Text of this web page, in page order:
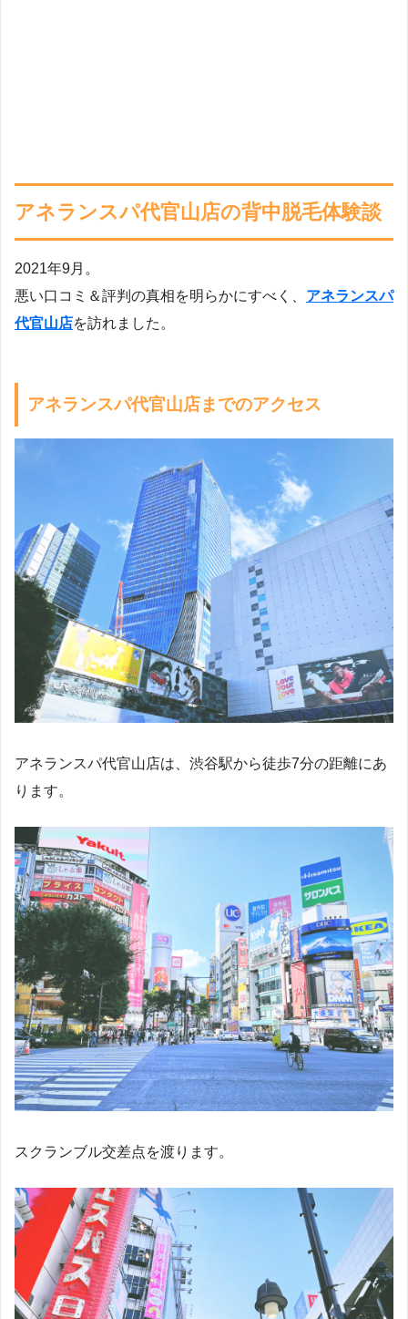
アネランスパ代官山店の背中脱毛体験談
2021年9月。
悪い口コミ＆評判の真相を明らかにすべく、 アネランスパ
代官山店を訪れました。
アネランスパ代官山店までのアクセス
アネランスパ代官山店は、渋谷駅から徒歩7分の距離にあ
ります。
スクランブル交差点を渡ります。